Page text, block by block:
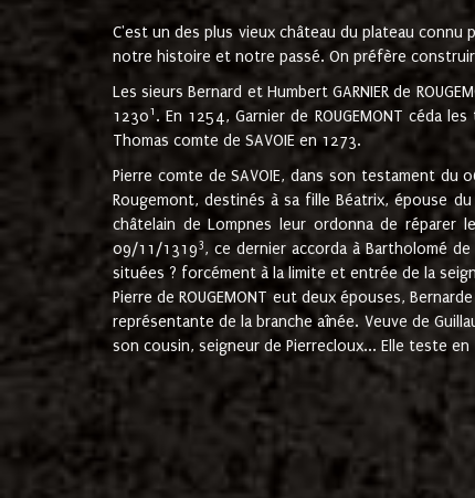
C'est un des plus vieux château du plateau
notre histoire et notre passé. On préfère
Les sieurs Bernard et Humbert GARNIER de
12301 . En 1254, Garnier de ROUGEMONT céda
Thomas comte de SAVOIE en 1273.
Pierre comte de SAVOIE, dans son testament du
Rougemont, destinés à sa fille Béatrix, épouse
châtelain de Lompnes leur ordonna de réparer
09/11/13193, ce dernier accorda à Bartholomé
situées ? forcément à la limite et entrée de la
Pierre de ROUGEMONT eut deux épouses,
représentante de la branche aînée. Veuve de
son cousin, seigneur de Pierrecloux... Elle teste en